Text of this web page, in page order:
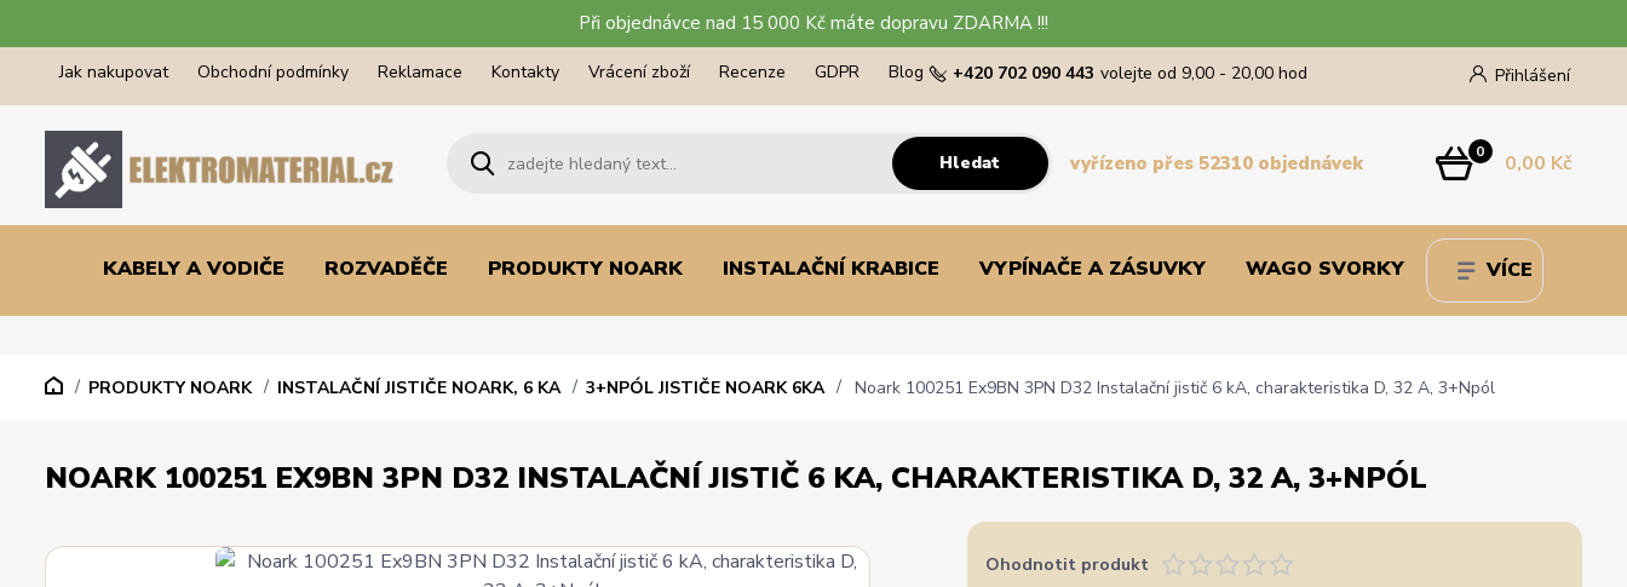
Při objednávce nad 15 000 Kč máte dopravu ZDARMA !!!
Jak nakupovat Obchodní podmínky Reklamace Kontakty Vrácení zboží Recenze GDPR Blog Přihlášení
Hledat
+420 702 090 443 volejte od 9,00 - 20,00 hod
0 0,00 Kč
vyřízeno přes 52310 objednávek
KABELY A VODIČE ROZVADĚČE PRODUKTY NOARK INSTALAČNÍ KRABICE VYPÍNAČE A ZÁSUVKY WAGO SVORKY VÍCE
PRODUKTY NOARK INSTALAČNÍ JISTIČE NOARK, 6 KA 3+NPÓL JISTIČE NOARK 6KA Noark 100251 Ex9BN 3PN D32 Instalační jistič 6 kA, charakteristika D, 32 A, 3+Npól
NOARK 100251 EX9BN 3PN D32 INSTALAČNÍ JISTIČ 6 KA, CHARAKTERISTIKA D, 32 A, 3+NPÓL
Ohodnotit produkt